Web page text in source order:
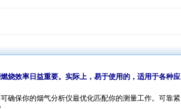
烧效率日益重要。实际上，易于使用的，适用于各种应
确保你的烟气分析仪最优化匹配你的测量工作。可靠紧